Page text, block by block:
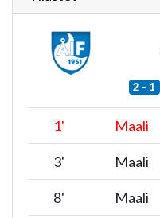
2 - 1
1' Maali
3' Maali
8' Maali